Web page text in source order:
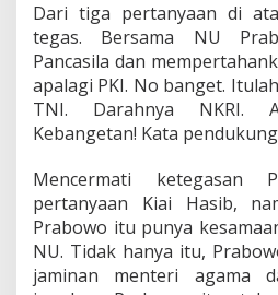
Dari tiga pertanyaan di
tegas. Bersama NU
Pancasila dan
apalagi PKI. No banget.
TNI. Darahnya NKRI.
Kebangetan! Kata
Mencermati ketegasan
pertanyaan Kiai Hasib,
Prabowo itu punya
NU. Tidak hanya itu,
jaminan menteri agama